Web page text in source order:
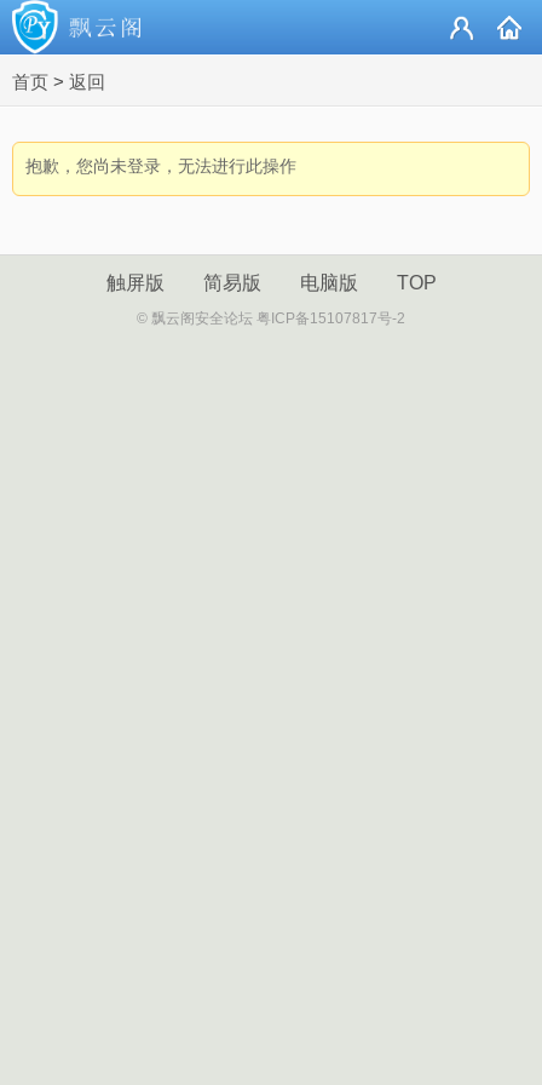
首页 > 返回
抱歉，您尚未登录，无法进行此操作
触屏版 简易版 电脑版 TOP
© 飘云阁安全论坛 粤ICP备15107817号-2